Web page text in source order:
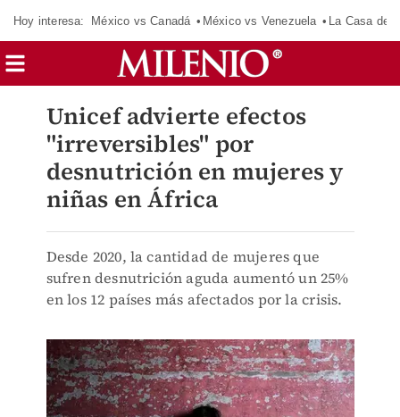
Hoy interesa: México vs Canadá México vs Venezuela La Casa de
Unicef advierte efectos
"irreversibles" por
desnutrición en mujeres y
niñas en África
Desde 2020, la cantidad de mujeres que
sufren desnutrición aguda aumentó un 25%
en los 12 países más afectados por la crisis.